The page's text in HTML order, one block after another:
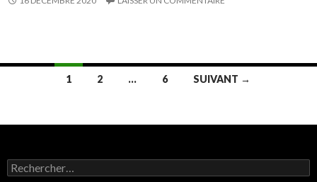
Navigation
articles
1 2 … 6 SUIVANT →
Rechercher :